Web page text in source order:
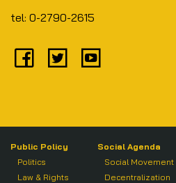
tel: 0-2790-2615
Public Policy
Politics
Law & Rights
Social Agenda
Social Movement
Decentralization